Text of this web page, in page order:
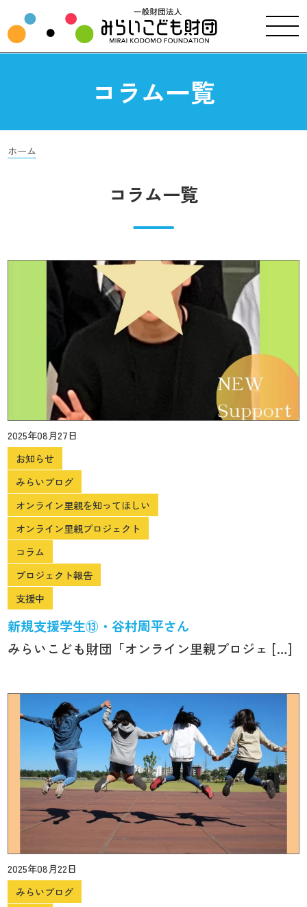
コラム一覧
ホーム
コラム一覧
2025年08月27日
お知らせ
みらいブログ
オンライン里親を知ってほしい
オンライン里親プロジェクト
コラム
プロジェクト報告
支援中
新規支援学生⑬・谷村周平さん
みらいこども財団「オンライン里親プロジェ […]
2025年08月22日
みらいブログ